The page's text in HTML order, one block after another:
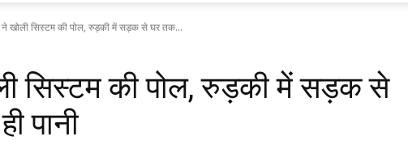
ने खोली सिस्टम की पोल, रुड़की में सड़क से घर तक...
सिस्टम की पोल, रुड़की में सड़क से
पानी